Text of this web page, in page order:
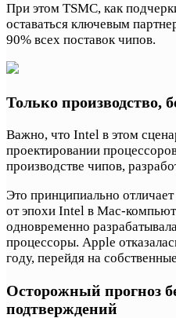
При этом TSMC, как
оставаться ключевым
90% всех поставок чипов.
Только производство,
Важно, что Intel в этом
проектировании
производстве чипов,
Это принципиально
от эпохи Intel в Mac-
одновременно
процессоры. Apple
году, перейдя на
Осторожный прогноз
подтверждений